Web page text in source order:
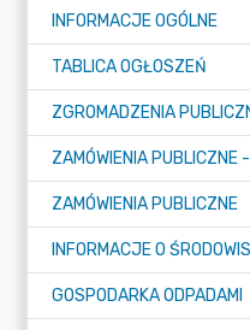
INFORMACJE OGÓLNE
TABLICA OGŁOSZEŃ
ZGROMADZENIA
ZAMÓWIENIA PUBLICZNE
GOSPODARKA ODPADAMI